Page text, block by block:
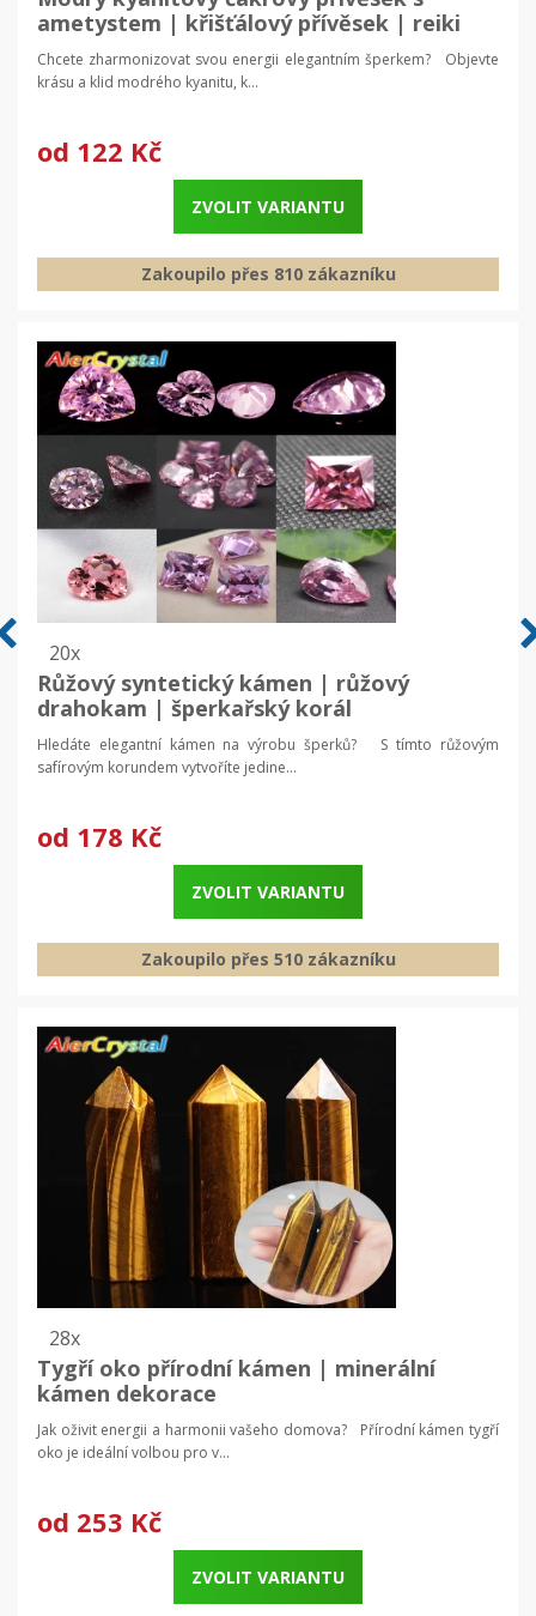
ametystem | křišťálový přívěsek | reiki
šperk
Chcete zharmonizovat svou energii elegantním šperkem? Objevte
krásu a klid modrého kyanitu, k...
od 122 Kč
ZVOLIT VARIANTU
Zakoupilo přes 810 zákazníku
20x
Růžový syntetický kámen | růžový
drahokam | šperkařský korál
Hledáte elegantní kámen na výrobu šperků? S tímto růžovým
safírovým korundem vytvoříte jedine...
od 178 Kč
ZVOLIT VARIANTU
Zakoupilo přes 510 zákazníku
28x
Tygří oko přírodní kámen | minerální
kámen dekorace
Jak oživit energii a harmonii vašeho domova? Přírodní kámen tygří
oko je ideální volbou pro v...
od 253 Kč
ZVOLIT VARIANTU